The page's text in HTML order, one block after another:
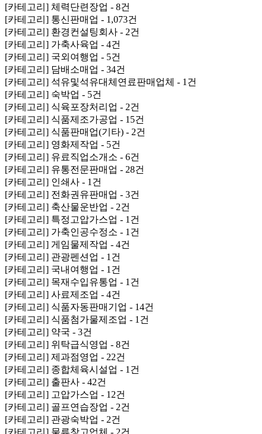
[카테고리] 체력단련장업 - 8건
[카테고리] 통신판매업 - 1,073건
[카테고리] 환경컨설팅회사 - 2건
[카테고리] 가축사육업 - 4건
[카테고리] 국외여행업 - 5건
[카테고리] 담배소매업 - 34건
[카테고리] 석유및석유대체연료판매업체 - 1건
[카테고리] 숙박업 - 5건
[카테고리] 식육포장처리업 - 2건
[카테고리] 식품제조가공업 - 15건
[카테고리] 식품판매업(기타) - 2건
[카테고리] 영화제작업 - 5건
[카테고리] 유료직업소개소 - 6건
[카테고리] 유통전문판매업 - 28건
[카테고리] 인쇄사 - 1건
[카테고리] 전화권유판매업 - 3건
[카테고리] 축산물운반업 - 2건
[카테고리] 특정고압가스업 - 1건
[카테고리] 가축인공수정소 - 1건
[카테고리] 게임물제작업 - 4건
[카테고리] 관광펜션업 - 1건
[카테고리] 국내여행업 - 1건
[카테고리] 목재수입유통업 - 1건
[카테고리] 사료제조업 - 4건
[카테고리] 식품자동판매기업 - 14건
[카테고리] 식품첨가물제조업 - 1건
[카테고리] 약국 - 3건
[카테고리] 위탁급식영업 - 8건
[카테고리] 제과점영업 - 22건
[카테고리] 종합체육시설업 - 1건
[카테고리] 출판사 - 42건
[카테고리] 고압가스업 - 12건
[카테고리] 골프연습장업 - 2건
[카테고리] 관광숙박업 - 2건
[카테고리] 물류창고업체 - 2건